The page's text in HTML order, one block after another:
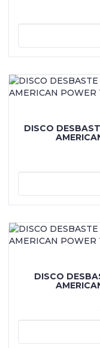
DISCO
DISCO